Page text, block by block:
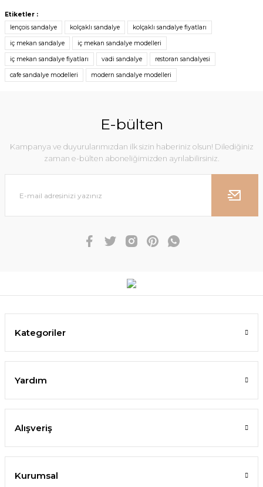
Etiketler :
lençois sandalye
kolçaklı sandalye kolçaklı sandalye fiyatları
iç mekan sandalye iç mekan sandalye modelleri
iç mekan sandalye fiyatları vadi sandalye restoran sandalyesi
cafe sandalye modelleri modern sandalye modelleri
E-bülten
Kampanya ve duyurularımızdan ilk sizin haberiniz olsun! Dilediğiniz
zaman e-bülten aboneliğimizden ayrılabilirsiniz.
Kategoriler
Yardım
Alışveriş
Kurumsal